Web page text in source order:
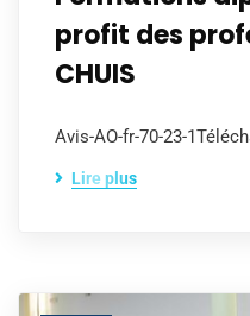
profit des
CHUIS
Avis-AO-fr-70-23-
Lire plus